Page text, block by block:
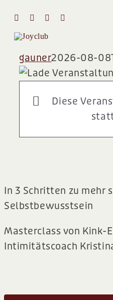
springen
gauner2026-08-
Diese
In 3 Schritten zu mehr
Selbstbewusstsein
Masterclass von Kink-
Intimitätscoach